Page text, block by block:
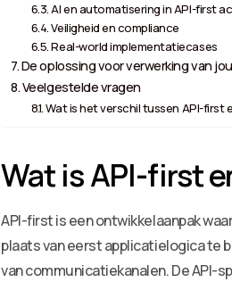
AI en automatisering in API-first
Veiligheid en compliance
Real-world implementatiecases
De oplossing voor verwerking van
Veelgestelde vragen
Wat is het verschil tussen API-
Wat is API-first
API-first is een ontwikkelaanpak
plaats van eerst applicatielogica te
van communicatiekanalen. De API-